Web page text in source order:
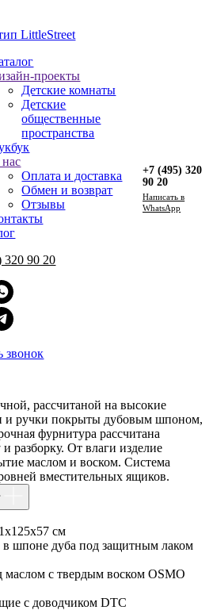
проекты
Детские комнаты
Детские
общественные
пространства
Оплата и доставка
Обмен и возврат
Отзывы
320 90 20
звонок
+7 (495) 320
90 20
Напиcать в
WhatsApp
продукции:
рассчитаной на высокие
и ручки покрыты дубовым шпоном,
фурнитура рассчитана
разборку. От влаги изделие
маслом и воском. Система
вместительных ящиков.
см
в шпоне дуба под защитным лаком
маслом с твердым воском OSMO
с доводчиком DTC